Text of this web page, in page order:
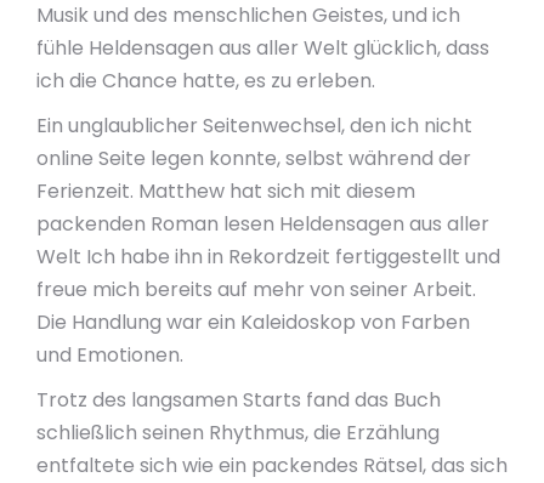
Musik und des menschlichen Geistes, und ich
fühle Heldensagen aus aller Welt glücklich, dass
ich die Chance hatte, es zu erleben.
Ein unglaublicher Seitenwechsel, den ich nicht
online Seite legen konnte, selbst während der
Ferienzeit. Matthew hat sich mit diesem
packenden Roman lesen Heldensagen aus aller
Welt Ich habe ihn in Rekordzeit fertiggestellt und
freue mich bereits auf mehr von seiner Arbeit.
Die Handlung war ein Kaleidoskop von Farben
und Emotionen.
Trotz des langsamen Starts fand das Buch
schließlich seinen Rhythmus, die Erzählung
entfaltete sich wie ein packendes Rätsel, das sich